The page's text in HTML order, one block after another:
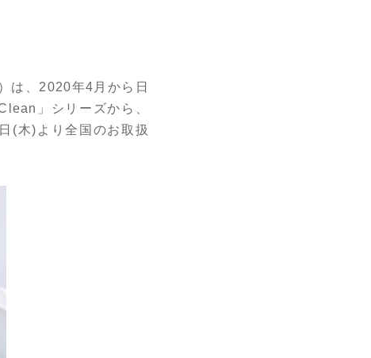
は、2020年4月から日
」シリーズから、
(木)より全国のお取扱